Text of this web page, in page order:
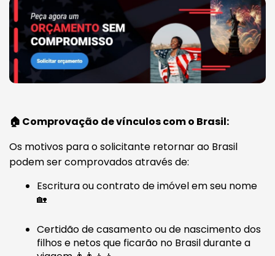
🏠 Comprovação de vínculos com o Brasil:
Os motivos para o solicitante retornar ao Brasil
podem ser comprovados através de:
Escritura ou contrato de imóvel em seu nome
🏡
Certidão de casamento ou de nascimento dos
filhos e netos que ficarão no Brasil durante a